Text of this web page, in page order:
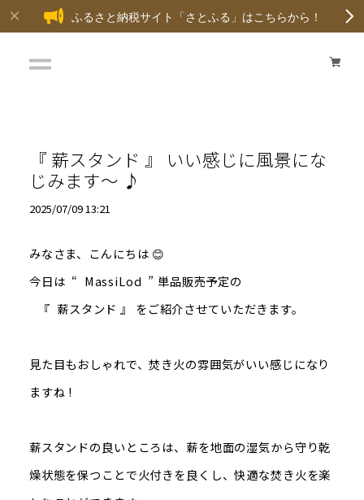
ふるさと納税サイト「さとふる」はこちらから！
『 薪スタンド 』 いい感じに風景にな
じみます～ ♪
2025/07/09 13:21
みなさま、こんにちは 😊
今日は “ MassiLod ” 単品販売予定の
『 薪スタンド 』 をご紹介させていただきます。
見た目もおしゃれで、焚き火の雰囲気がいい感じになり
ますね !
薪スタンドの良いところは、薪を地面の湿気から守り乾
燥状態を保つことで火付きを良くし、快適な焚き火を楽